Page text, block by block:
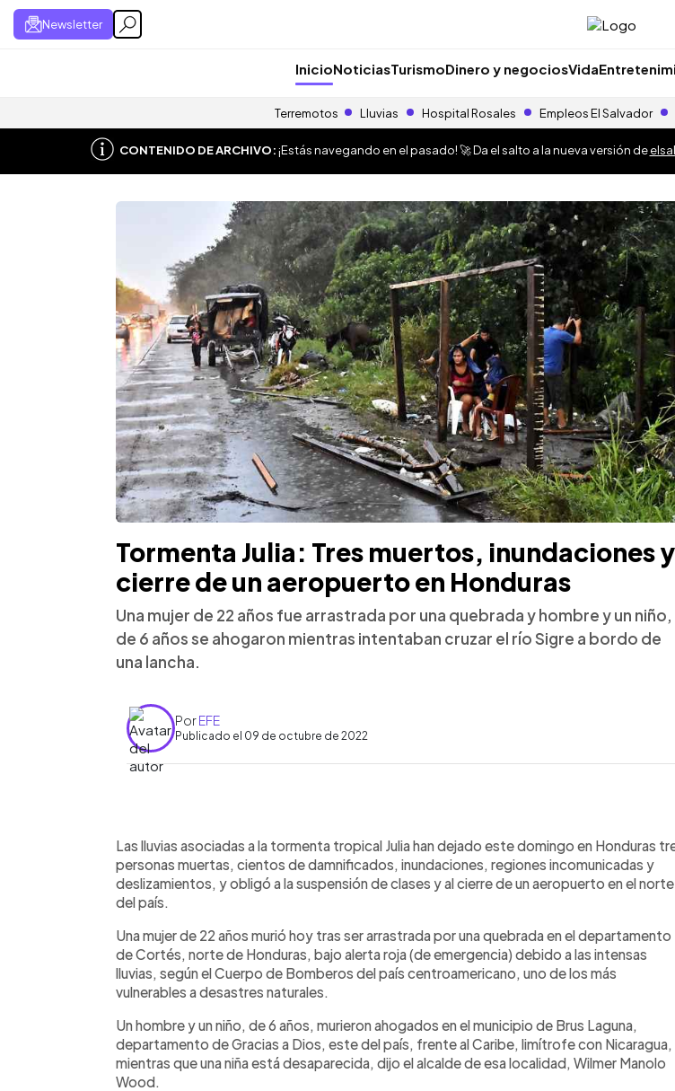
Newsletter
InicioNoticiasTurismoDinero y negociosVida
Terremotos Lluvias Hospital Rosales Empleos El Salvador
CONTENIDO DE ARCHIVO:¡Estás navegando en el pasado! 🚀 Da el salto a la nueva versión de
Tormenta Julia: Tres muertos, inundaciones y
cierre de un aeropuerto en Honduras
Una mujer de 22 años fue arrastrada por una quebrada y hombre y un niño,
de 6 años se ahogaron mientras intentaban cruzar el río Sigre a bordo de
una lancha.
PorEFE
Publicado el 09 de octubre de 2022
Escuchar artículo
Las lluvias asociadas a la tormenta tropical Julia han dejado este domingo en Honduras
personas muertas, cientos de damnificados, inundaciones, regiones incomunicadas y
deslizamientos, y obligó a la suspensión de clases y al cierre de un aeropuerto en el norte
del país.
Una mujer de 22 años murió hoy tras ser arrastrada por una quebrada en el departamento
de Cortés, norte de Honduras, bajo alerta roja (de emergencia) debido a las intensas
lluvias, según el Cuerpo de Bomberos del país centroamericano, uno de los más
vulnerables a desastres naturales.
Un hombre y un niño, de 6 años, murieron ahogados en el municipio de Brus Laguna,
departamento de Gracias a Dios, este del país, frente al Caribe, limítrofe con Nicaragua,
mientras que una niña está desaparecida, dijo el alcalde de esa localidad, Wilmer Manolo
Wood.